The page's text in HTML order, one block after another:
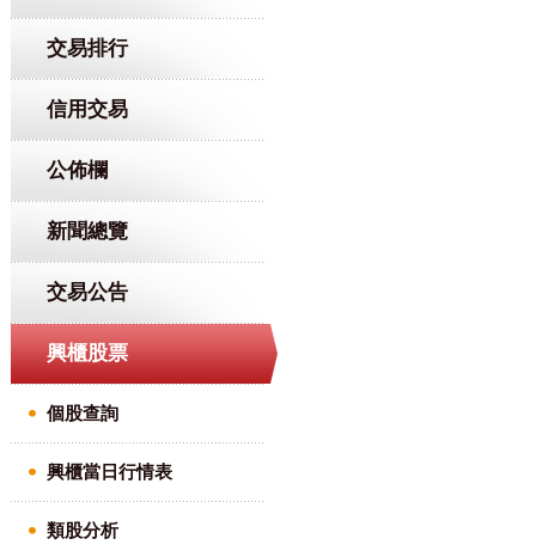
交易排行
信用交易
公佈欄
新聞總覽
交易公告
興櫃股票
個股查詢
興櫃當日行情表
類股分析